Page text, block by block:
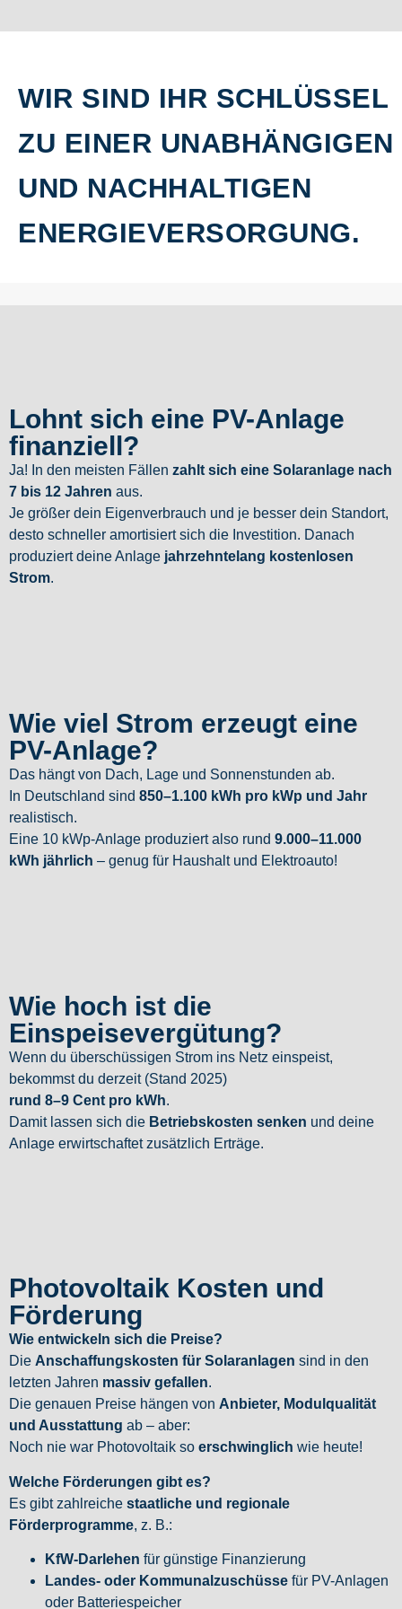
WIR SIND IHR SCHLÜSSEL
ZU EINER UNABHÄNGIGEN
UND NACHHALTIGEN
ENERGIEVERSORGUNG.
Lohnt sich eine PV-Anlage
finanziell?
Ja! In den meisten Fällen zahlt sich eine Solaranlage nach
7 bis 12 Jahren aus.
Je größer dein Eigenverbrauch und je besser dein Standort,
desto schneller amortisiert sich die Investition. Danach
produziert deine Anlage jahrzehntelang kostenlosen
Strom.
Wie viel Strom erzeugt eine
PV-Anlage?
Das hängt von Dach, Lage und Sonnenstunden ab.
In Deutschland sind 850–1.100 kWh pro kWp und Jahr
realistisch.
Eine 10 kWp-Anlage produziert also rund 9.000–11.000
kWh jährlich – genug für Haushalt und Elektroauto!
Wie hoch ist die
Einspeisevergütung?
Wenn du überschüssigen Strom ins Netz einspeist,
bekommst du derzeit (Stand 2025)
rund 8–9 Cent pro kWh.
Damit lassen sich die Betriebskosten senken und deine
Anlage erwirtschaftet zusätzlich Erträge.
Photovoltaik Kosten und
Förderung
Wie entwickeln sich die Preise?
Die Anschaffungskosten für Solaranlagen sind in den
letzten Jahren massiv gefallen.
Die genauen Preise hängen von Anbieter, Modulqualität
und Ausstattung ab – aber:
Noch nie war Photovoltaik so erschwinglich wie heute!
Welche Förderungen gibt es?
Es gibt zahlreiche staatliche und regionale
Förderprogramme, z. B.:
KfW-Darlehen für günstige Finanzierung
Landes- oder Kommunalzuschüsse für PV-Anlagen
oder Batteriespeicher